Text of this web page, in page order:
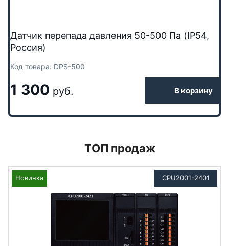
Датчик перепада давления 50-500 Па (IP54,
Россия)
Код товара: DPS-500
1 300 руб. В корзину
ТОП продаж
Новинка CPU2001-2401